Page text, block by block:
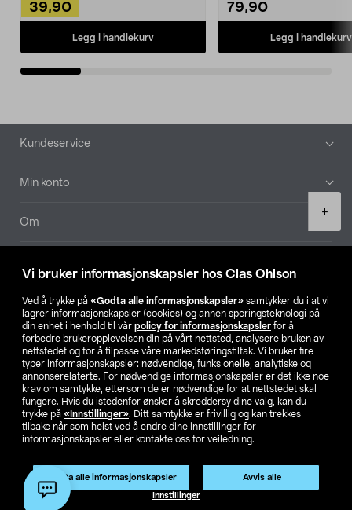
Vi bruker informasjonskapsler hos Clas Ohlson
Ved å trykke på «Godta alle informasjonskapsler» samtykker du i at vi
lagrer informasjonskapsler (cookies) og annen sporingsteknologi på
din enhet i henhold til vår policy for informasjonskapsler for å
forbedre brukeropplevelsen din på vårt nettsted, analysere bruken av
nettstedet og for å tilpasse våre markedsføringstiltak. Vi bruker fire
typer informasjonskapsler: nødvendige, funksjonelle, analytiske og
annonserelaterte. For nødvendige informasjonskapsler er det ikke noe
krav om samtykke, ettersom de er nødvendige for at nettstedet skal
fungere. Hvis du istedenfor ønsker å skreddersy dine valg, kan du
trykke på «Innstillinger». Ditt samtykke er frivillig og kan trekkes
tilbake når som helst ved å endre dine innstillinger for
informasjonskapsler eller kontakte oss for veiledning.
Godta alle informasjonskapsler Avvis alle
Innstillinger
+
Legg i handlekurv
39,90
Legg i handlekurv
79,90
Legg i handlekurv
Bunntekst
Kundeservice
Min konto
Om
Våre selskaper
Finn din butikk
SE NO FI
Privacy statement Medlemsvilkår Kjøpsvilkår
For bedrifter
Endre til priser ekskl. moms